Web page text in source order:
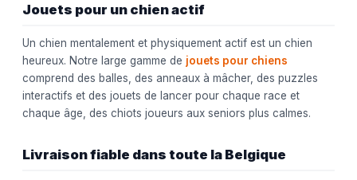
Jouets pour un chien actif
Un chien mentalement et physiquement actif est un chien
heureux. Notre large gamme de jouets pour chiens
comprend des balles, des anneaux à mâcher, des puzzles
interactifs et des jouets de lancer pour chaque race et
chaque âge, des chiots joueurs aux seniors plus calmes.
Livraison fiable dans toute la Belgique